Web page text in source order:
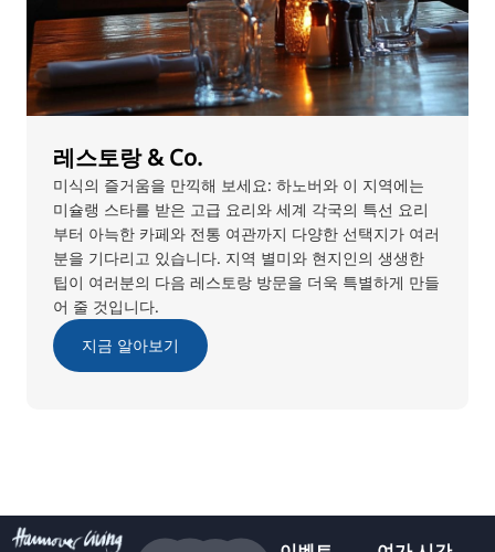
레스토랑 & Co.
미식의 즐거움을 만끽해 보세요: 하노버와 이 지역에는
미슐랭 스타를 받은 고급 요리와 세계 각국의 특선 요리
부터 아늑한 카페와 전통 여관까지 다양한 선택지가 여러
분을 기다리고 있습니다. 지역 별미와 현지인의 생생한
팁이 여러분의 다음 레스토랑 방문을 더욱 특별하게 만들
어 줄 것입니다.
지금 알아보기